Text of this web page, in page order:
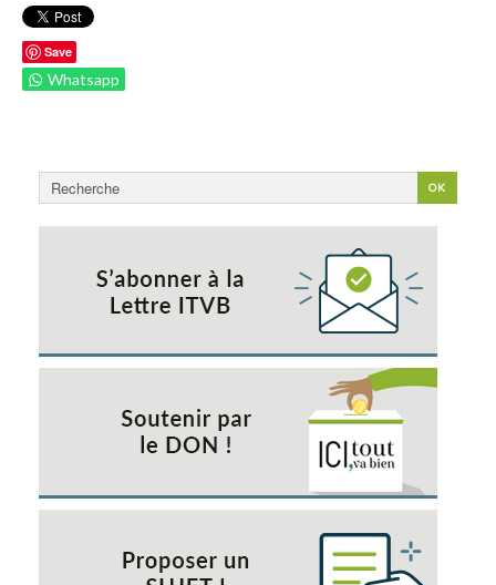
OK
Rechercher
Save
Whatsapp